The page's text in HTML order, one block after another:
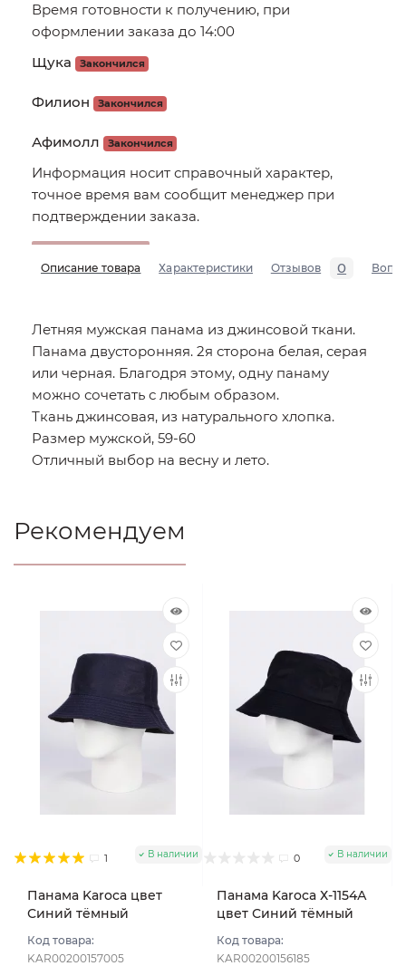
Время готовности к получению, при
оформлении заказа до 14:00
Щука
Закончился
Филион Закончился
Афимолл Закончился
Информация носит справочный характер,
точное время вам сообщит менеджер при
подтверждении заказа.
Описание товара Характеристики Отзывов 0
Летняя мужская панама из джинсовой ткани.
Панама двусторонняя. 2я сторона белая, серая
или черная. Благодря этому, одну панаму
можно сочетать с любым образом.
Ткань джинсовая, из натурального хлопка.
Размер мужской, 59-60
Отличный выбор на весну и лето.
Рекомендуем
1 В наличии
Панама Karoca цвет
Синий тёмный
Код товара:
KAR00200157005
0 В наличии
Панама Karoca Х-1154А
цвет Синий тёмный
Код товара:
KAR00200156185